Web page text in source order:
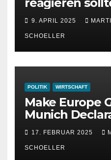
9. APRIL 2025
SCHOELLER
POLITIK WIRTSCHAFT
Make Europe
Munich
Strength,
Freedom
17. FEBRUAR 2025
SCHOELLER